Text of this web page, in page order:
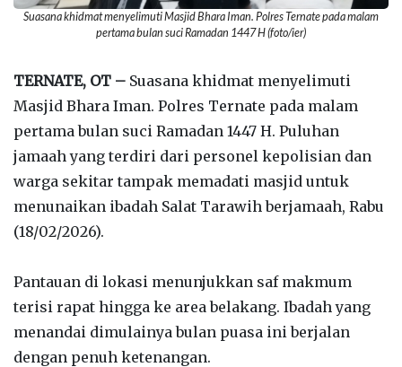
Suasana khidmat menyelimuti Masjid Bhara Iman. Polres Ternate pada malam
pertama bulan suci Ramadan 1447 H (foto/ier)
TERNATE, OT – Suasana khidmat menyelimuti
Masjid Bhara Iman. Polres Ternate pada malam
pertama bulan suci Ramadan 1447 H. Puluhan
jamaah yang terdiri dari personel kepolisian dan
warga sekitar tampak memadati masjid untuk
menunaikan ibadah Salat Tarawih berjamaah, Rabu
(18/02/2026).
‎Pantauan di lokasi menunjukkan saf makmum
terisi rapat hingga ke area belakang. Ibadah yang
menandai dimulainya bulan puasa ini berjalan
dengan penuh ketenangan.